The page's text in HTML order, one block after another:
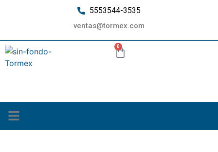
5553544-3535
ventas@tormex.com
0